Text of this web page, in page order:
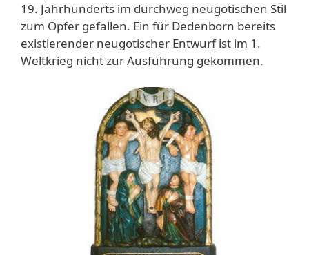
19. Jahrhunderts im durchweg neugotischen Stil
zum Opfer gefallen. Ein für Dedenborn bereits
existierender neugotischer Entwurf ist im 1.
Weltkrieg nicht zur Ausführung gekommen.